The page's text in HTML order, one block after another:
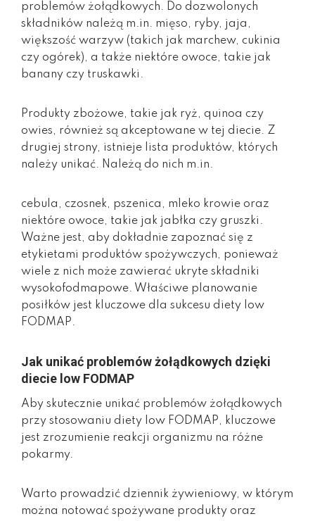
problemów żołądkowych. Do dozwolonych
składników należą m.in. mięso, ryby, jaja,
większość warzyw (takich jak marchew, cukinia
czy ogórek), a także niektóre owoce, takie jak
banany czy truskawki.
Produkty zbożowe, takie jak ryż, quinoa czy
owies, również są akceptowane w tej diecie. Z
drugiej strony, istnieje lista produktów, których
należy unikać. Należą do nich m.in.
cebula, czosnek, pszenica, mleko krowie oraz
niektóre owoce, takie jak jabłka czy gruszki.
Ważne jest, aby dokładnie zapoznać się z
etykietami produktów spożywczych, ponieważ
wiele z nich może zawierać ukryte składniki
wysokofodmapowe. Właściwe planowanie
posiłków jest kluczowe dla sukcesu diety low
FODMAP.
Jak unikać problemów żołądkowych dzięki
diecie low FODMAP
Aby skutecznie unikać problemów żołądkowych
przy stosowaniu diety low FODMAP, kluczowe
jest zrozumienie reakcji organizmu na różne
pokarmy.
Warto prowadzić dziennik żywieniowy, w którym
można notować spożywane produkty oraz